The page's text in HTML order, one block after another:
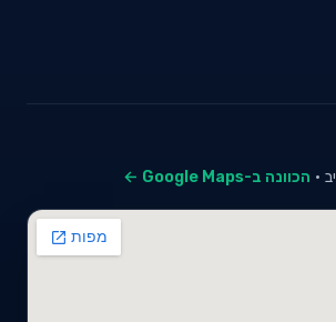
הכוונה ב-Google Maps ←